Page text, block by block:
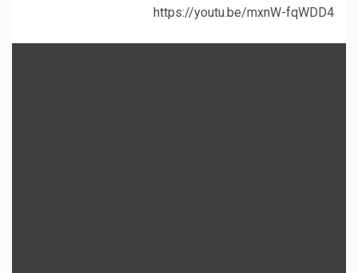
https://youtu.be/mxnW-fqWDD4